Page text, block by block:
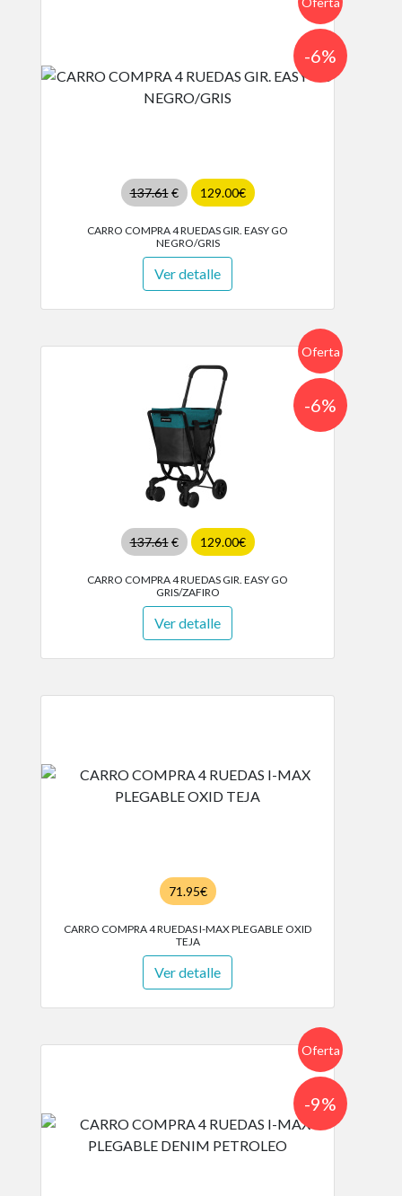
137.61€ 129.00€
-6%
CARRO COMPRA 4 RUEDAS GIR. EASY GO
NEGRO/GRIS
Ver detalle
Oferta
137.61€ 129.00€
-6%
CARRO COMPRA 4 RUEDAS GIR. EASY GO
GRIS/ZAFIRO
Ver detalle
71.95€
CARRO COMPRA 4 RUEDAS I-MAX PLEGABLE OXID
TEJA
Ver detalle
Oferta
-9%